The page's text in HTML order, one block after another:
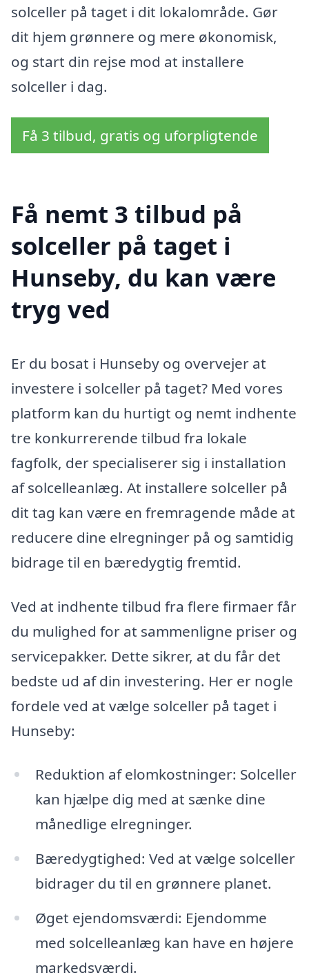
solceller på taget i dit lokalområde. Gør
dit hjem grønnere og mere økonomisk,
og start din rejse mod at installere
solceller i dag.
Få 3 tilbud, gratis og uforpligtende
Få nemt 3 tilbud på
solceller på taget i
Hunseby, du kan være
tryg ved
Er du bosat i Hunseby og overvejer at
investere i solceller på taget? Med vores
platform kan du hurtigt og nemt indhente
tre konkurrerende tilbud fra lokale
fagfolk, der specialiserer sig i installation
af solcelleanlæg. At installere solceller på
dit tag kan være en fremragende måde at
reducere dine elregninger på og samtidig
bidrage til en bæredygtig fremtid.
Ved at indhente tilbud fra flere firmaer får
du mulighed for at sammenligne priser og
servicepakker. Dette sikrer, at du får det
bedste ud af din investering. Her er nogle
fordele ved at vælge solceller på taget i
Hunseby:
Reduktion af elomkostninger: Solceller
kan hjælpe dig med at sænke dine
månedlige elregninger.
Bæredygtighed: Ved at vælge solceller
bidrager du til en grønnere planet.
Øget ejendomsværdi: Ejendomme
med solcelleanlæg kan have en højere
markedsværdi.